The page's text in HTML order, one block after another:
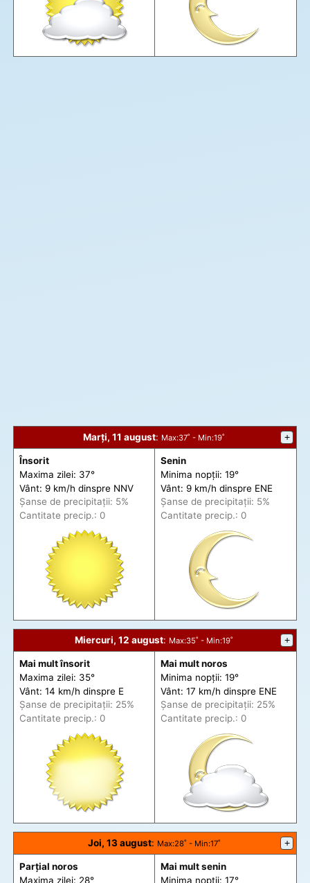
Marți, 11 august: Max:37˚ - Min:19˚ +
Însorit
Maxima zilei: 37°
Vânt: 9 km/h dinspre NNV
Șanse de precipitații: 5%
Cantitate precip.: 0
Senin
Minima nopții: 19°
Vânt: 9 km/h dinspre ENE
Șanse de precipitații: 5%
Cantitate precip.: 0
Miercuri, 12 august: Max:35˚ - Min:19˚ +
Mai mult însorit
Maxima zilei: 35°
Vânt: 14 km/h dinspre E
Șanse de precipitații: 25%
Cantitate precip.: 0
Mai mult noros
Minima nopții: 19°
Vânt: 17 km/h dinspre ENE
Șanse de precipitații: 25%
Cantitate precip.: 0
Joi, 13 august: Max:28˚ - Min:17˚ +
Parțial noros
Maxima zilei: 28°
Mai mult senin
Minima nopții: 17°